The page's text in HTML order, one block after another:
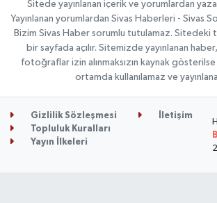
Sitede yayınlanan içerik ve yorumlardan
Yayınlanan yorumlardan Sivas Haberleri - Sivas
Bizim Sivas Haber sorumlu tutulamaz. Sitedeki
bir sayfada açılır. Sitemizde yayınlanan
fotoğraflar izin alınmaksızın kaynak
ortamda kullanılamaz ve
Gizlilik Sözleşmesi
İletişim
Topluluk Kuralları
Yayın İlkeleri